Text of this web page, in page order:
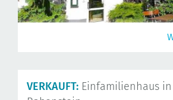
VERKAUFT: Einfamilienhaus